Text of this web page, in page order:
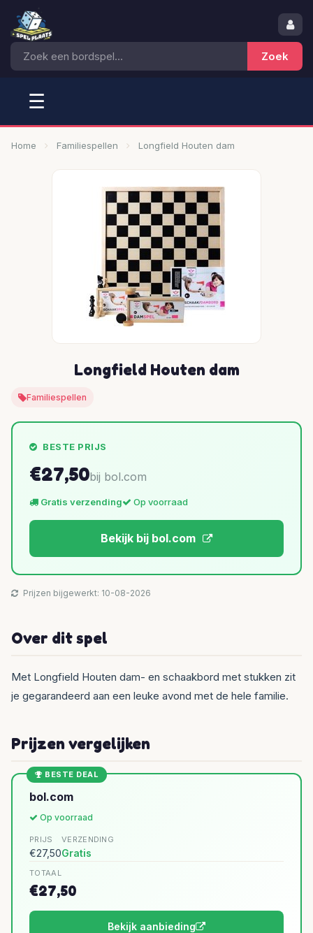
☰
Home Familiespellen Longfield Houten dam
Longfield Houten dam
Familiespellen
BESTE PRIJS
€27,50bij bol.com
Gratis verzending Op voorraad
Bekijk bij bol.com
Prijzen bijgewerkt: 10-08-2026
Over dit spel
Met Longfield Houten dam- en schaakbord met stukken zit
je gegarandeerd aan een leuke avond met de hele familie.
Prijzen vergelijken
BESTE DEAL
bol.com
Op voorraad
PRIJS
€27,50
VERZENDING
Gratis
TOTAAL
€27,50
Bekijk aanbieding